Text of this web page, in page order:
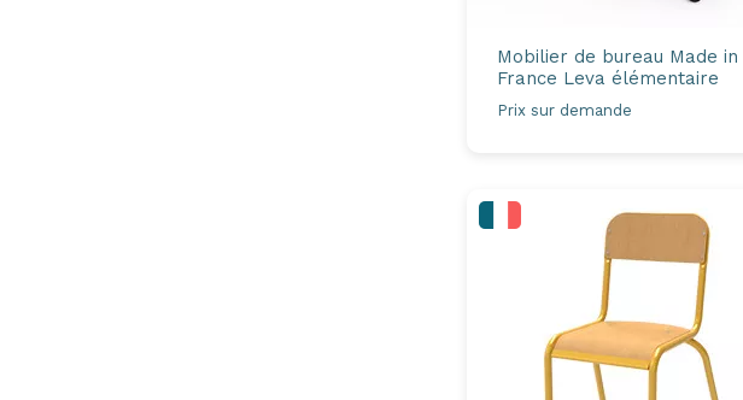
Mobilier de bureau Made in
France Leva élémentaire
Prix sur demande